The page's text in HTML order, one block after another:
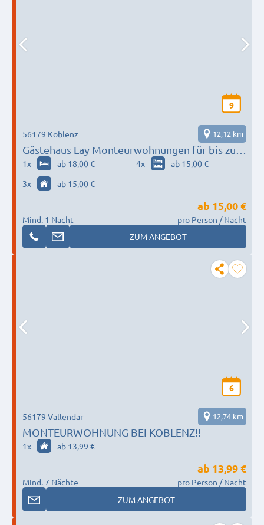
9
Gästehaus Lay Monteurwohnungen für bis zu
60 Personen
56179 Koblenz 12,12 km
1x ab 18,00 € 4x
ab 15,00 €
3x ab 15,00 €
Mind. 1 Nacht
ab 15,00 €
pro Person / Nacht
ZUM ANGEBOT
6
MONTEURWOHNUNG BEI KOBLENZ!!
56179 Vallendar 12,74 km
1x ab 13,99 €
Mind. 7 Nächte
ab 13,99 €
pro Person / Nacht
ZUM ANGEBOT